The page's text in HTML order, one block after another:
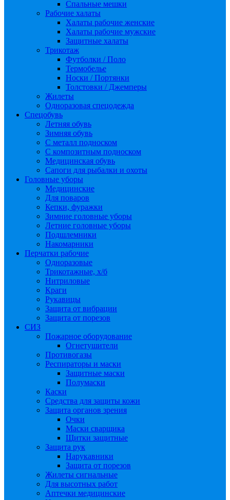
Спальные мешки
Рабочие халаты
Халаты рабочие женские
Халаты рабочие мужские
Защитные халаты
Трикотаж
Футболки / Поло
Термобелье
Носки / Портянки
Толстовки / Джемперы
Жилеты
Одноразовая спецодежда
Спецобувь
Летняя обувь
Зимняя обувь
С металл подноском
С композитным подноском
Медицинская обувь
Сапоги для рыбалки и охоты
Головные уборы
Медицинские
Для поваров
Кепки, фуражки
Зимние головные уборы
Летние головные уборы
Подшлемники
Накомарники
Перчатки рабочие
Одноразовые
Трикотажные, х/б
Нитриловые
Краги
Рукавицы
Защита от вибрации
Защита от порезов
СИЗ
Пожарное оборудование
Огнетушители
Противогазы
Респираторы и маски
Защитные маски
Полумаски
Каски
Средства для защиты кожи
Защита органов зрения
Очки
Маски сварщика
Щитки защитные
Защита рук
Нарукавники
Защита от порезов
Жилеты сигнальные
Для высотных работ
Аптечки медицинские